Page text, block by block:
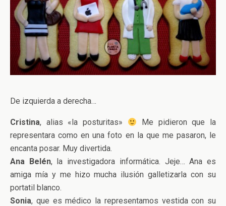
De izquierda a derecha…
Cristina, alias «la posturitas»
Me pidieron que la
representara como en una foto en la que me pasaron, le
encanta posar. Muy divertida.
Ana Belén, la investigadora informática. Jeje… Ana es
amiga mía y me hizo mucha ilusión galletizarla con su
portatil blanco.
Sonia, que es médico la representamos vestida con su